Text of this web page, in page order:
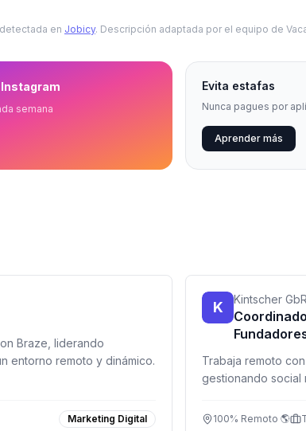
en Jobicy. Descripción adaptada por el equipo de
semana
Evita estafas
Nunca pagues por
Aprender más
Braze, liderando
entorno remoto y dinámico.
Marketing Digital
K Kintscher GbR
Trabaja remoto
gestionando social
100% Remoto 🌎